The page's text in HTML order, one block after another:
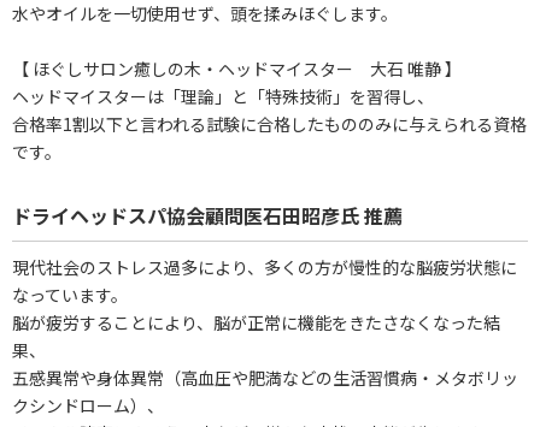
水やオイルを一切使用せず、頭を揉みほぐします。
【 ほぐしサロン癒しの木・ヘッドマイスター 大石 唯静 】
ヘッドマイスターは「理論」と「特殊技術」を習得し、
合格率1割以下と言われる試験に合格したもののみに与えられる資格
です。
ドライヘッドスパ協会顧問医石田昭彦氏 推薦
現代社会のストレス過多により、多くの方が慢性的な脳疲労状態に
なっています。
脳が疲労することにより、脳が正常に機能をきたさなくなった結
果、
五感異常や身体異常（高血圧や肥満などの生活習慣病・メタボリッ
クシンドローム）、